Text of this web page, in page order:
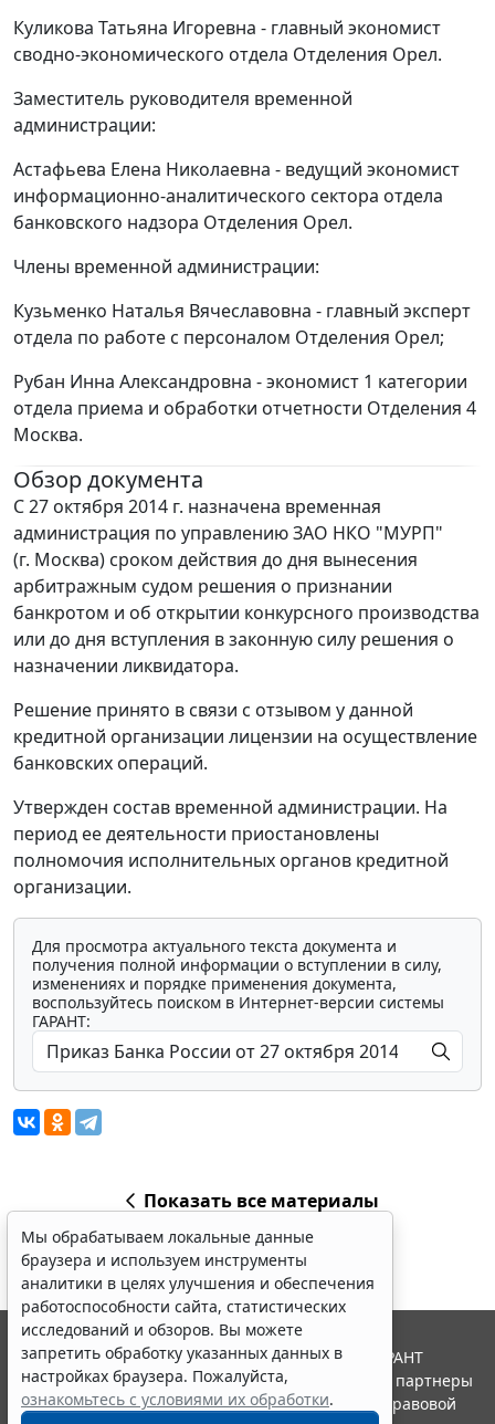
Куликова Татьяна Игоревна - главный экономист
сводно-экономического отдела Отделения Орел.
Заместитель руководителя временной
администрации:
Астафьева Елена Николаевна - ведущий экономист
информационно-аналитического сектора отдела
банковского надзора Отделения Орел.
Члены временной администрации:
Кузьменко Наталья Вячеславовна - главный эксперт
отдела по работе с персоналом Отделения Орел;
Рубан Инна Александровна - экономист 1 категории
отдела приема и обработки отчетности Отделения 4
Москва.
Обзор документа
С 27 октября 2014 г. назначена временная
администрация по управлению ЗАО НКО "МУРП"
(г. Москва) сроком действия до дня вынесения
арбитражным судом решения о признании
банкротом и об открытии конкурсного производства
или до дня вступления в законную силу решения о
назначении ликвидатора.
Решение принято в связи с отзывом у данной
кредитной организации лицензии на осуществление
банковских операций.
Утвержден состав временной администрации. На
период ее деятельности приостановлены
полномочия исполнительных органов кредитной
организации.
Для просмотра актуального текста документа и
получения полной информации о вступлении в силу,
изменениях и порядке применения документа,
воспользуйтесь поиском в Интернет-версии системы
ГАРАНТ:
Показать все материалы
Мы обрабатываем локальные данные
браузера и используем инструменты
аналитики в целях улучшения и обеспечения
работоспособности сайта, статистических
исследований и обзоров. Вы можете
запретить обработку указанных данных в
настройках браузера. Пожалуйста,
ознакомьтесь с условиями их обработки.
© ООО "НПП "ГАРАНТ-СЕРВИС", 2026. Система ГАРАНТ
выпускается с 1990 года. Компания "Гарант" и ее партнеры
являются участниками Российской ассоциации правовой